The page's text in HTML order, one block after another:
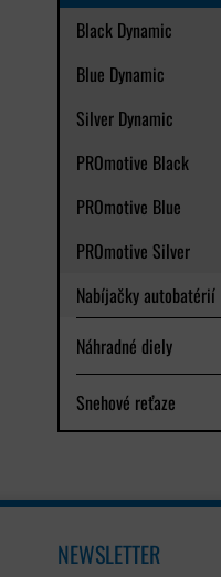
Black Dynamic
Blue Dynamic
Silver Dynamic
PROmotive Black
PROmotive Blue
PROmotive Silver
Nabíjačky autobatérií
Náhradné diely
Snehové reťaze
NEWSLETTER